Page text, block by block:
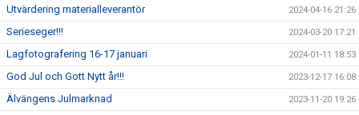
Utvärdering materialleverantör 2024-04-16 21:26
Serieseger!!! 2024-03-20 17:21
Lagfotografering 16-17 januari 2024-01-11 18:53
God Jul och Gott Nytt år!!! 2023-12-17 16:08
Älvängens Julmarknad 2023-11-20 19:26